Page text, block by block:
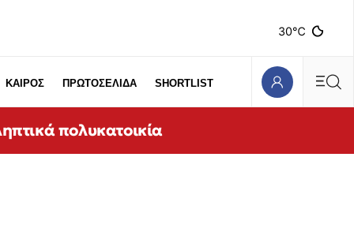
30℃
ΚΑΙΡΟΣ ΠΡΩΤΟΣΕΛΙΔΑ SHORTLIST
πολυκατοικία